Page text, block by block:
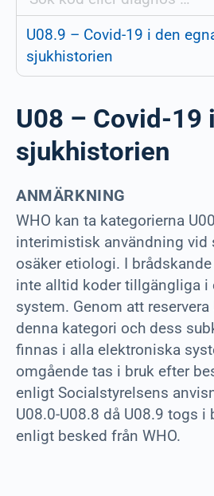
U08.9 – Covid-19 i den
sjukhistorien
U08 – Covid-19
sjukhistorien
ANMÄRKNING
WHO kan ta kategorierna
interimistisk användning vid
osäker etiologi. I
inte alltid koder tillgängliga i
system. Genom att
denna kategori och dess
finnas i alla elektroniska
omgående tas i bruk efter
enligt Socialstyrelsens
U08.0-U08.8 då U08.9 togs i
enligt besked från WHO.